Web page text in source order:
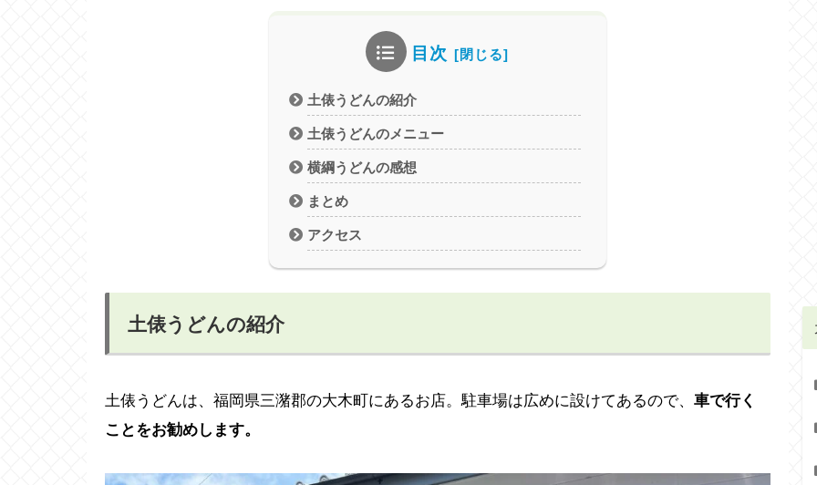
目次
土俵うどんの紹介
土俵うどんのメニュー
横綱うどんの感想
まとめ
アクセス
土俵うどんの紹介
土俵うどんは、福岡県三潴郡の大木町にあるお店。駐車場は広めに設けてあるので、 車で行く
ことをお勧めします。